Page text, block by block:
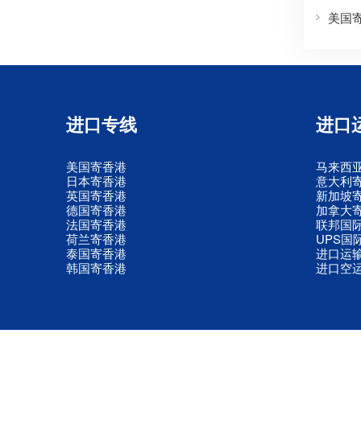
美国
进口专线
美国寄香港
日本寄香港
英国寄香港
德国寄香港
法国寄香港
荷兰寄香港
泰国寄香港
韩国寄香港
进口
马来西
意大利
新加坡
加拿大
联邦国
UPS国
进口运
进口空